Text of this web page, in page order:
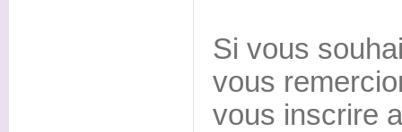
Si vous
vous
vous inscrire